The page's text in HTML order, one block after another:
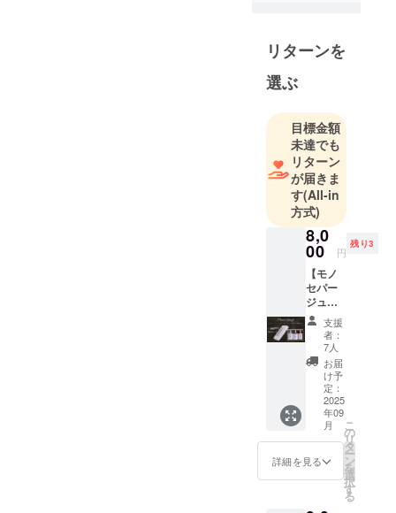
ルマニャッ
体である
National
Interprofessi
onnel de
l'Armagnac
」（略称
B.N.I.A.）に
アルマ
ニャックア
ンバサダー
として認定
されまし
た。今後も
取り扱いア
ルマニャッ
クを増やし
ていくため
クラウド
ファンディ
ングに参加
リターンを
選ぶ
目標金額
未達でも
リターン
が届きま
す(All-in
方式)
8,0
00 円
残り3
【モノ
セパー
ジュミ
ニボト
ルテイ
スティ
ング
BOX（
100ml×
3本）】
限定10
セット
のみ、
キャン
支援
者：
7人
お届
け予
定：
2025
年09
月
詳細を見る
こ
の
リ
タ
ー
ン
を
選
択
す
る